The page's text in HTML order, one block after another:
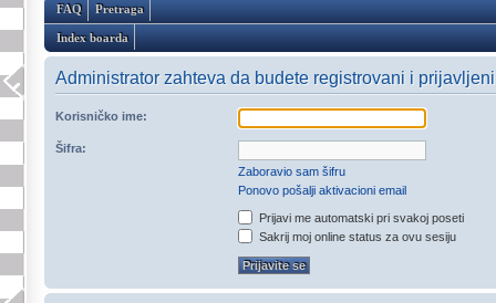
FAQ Pretraga
Index boarda
Administrator zahteva da budete registrovani i
Korisničko ime:
Šifra:
Zaboravio sam šifru
Ponovo pošalji aktivacioni email
Prijavi me automatski pri svakoj poseti
Sakrij moj online status za ovu sesiju